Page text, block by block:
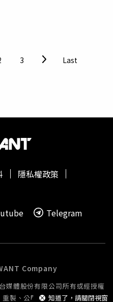
803高雄市鹽埕區大勇路1
業股份有限公司更多展覽
跳樓機〉還被金曲歌王蕭煌
受寵若驚之餘更獲得前進
預告將為《利刃出鞘》世
樂編制，展現自己較少曝光
情感交流。他表示：「希望
！」身為「氣象學
北海岸「接觸大自然」，
驗一下。」至於美食方面他
3 Last
知道了，請關閉視窗
隱私權政策
Telegram
Company
媒體股份有限公司所有或經授權
製、公開播送或公開傳輸。